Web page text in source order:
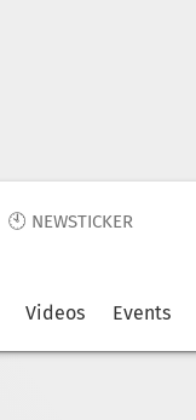
🕙 NEWSTICKER
Videos Events